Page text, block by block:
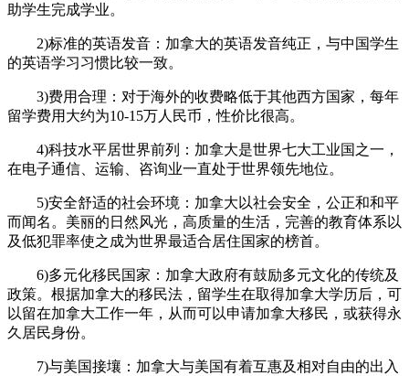
助学生完成学业。
2)标准的英语发音：加拿大的英语发音纯正，与中国学生
的英语学习习惯比较一致。
3)费用合理：对于海外的收费略低于其他西方国家，每年
留学费用大约为10-15万人民币，性价比很高。
4)科技水平居世界前列：加拿大是世界七大工业国之一，
在电子通信、运输、咨询业一直处于世界领先地位。
5)安全舒适的社会环境：加拿大以社会安全，公正和和平
而闻名。美丽的日然风光，高质量的生活，完善的教育体系以
及低犯罪率使之成为世界最适合居住国家的榜首。
6)多元化移民国家：加拿大政府有鼓励多元文化的传统及
政策。根据加拿大的移民法，留学生在取得加拿大学历后，可
以留在加拿大工作一年，从而可以申请加拿大移民，或获得永
久居民身份。
7)与美国接壤：加拿大与美国有着互惠及相对自由的出入